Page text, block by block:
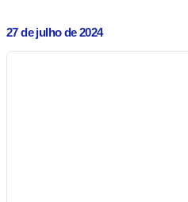
27 de julho de 2024